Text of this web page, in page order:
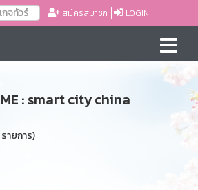
สมัครสมาชิก LOGIN
: smart city china
รายการ)